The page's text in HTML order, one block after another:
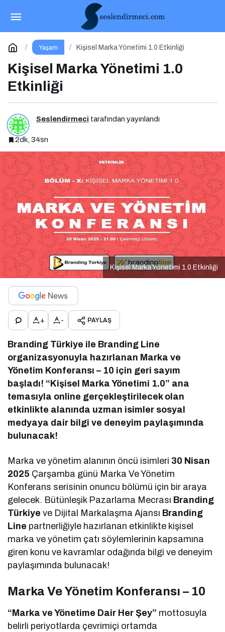
Yaşam Kişisel Marka Yönetimi 1.0 Etkinliği
Kişisel Marka Yönetimi 1.0
Etkinliği
Seslendirmeci tarafından yayınlandı
2dk, 34sn
Kişisel Marka Yönetimi 1.0 Etkinliği
+ - PAYLAŞ
Branding Türkiye ile Branding Line
organizasyonuyla hazırlanan Marka ve
Yönetim Konferansı – 10 için geri sayım
başladı! “Kişisel Marka Yönetimi 1.0” ana
temasıyla online gerçekleştirilecek olan
etkinlikte alanında uzman isimler sosyal
medyaya dair bilgi ve deneyim paylaşımında
bulunacak!
Marka ve yönetim alanının öncü isimleri 30 Nisan
2025 Çarşamba günü Marka Ve Yönetim
Konferans serisinin onuncu bölümü için bir araya
gelecek. Bütünleşik Pazarlama Mecrası Branding
Türkiye ve Dijital Markalaşma Ajansı Branding
Line partnerliğiyle hazırlanan etkinlikte kişisel
marka ve yönetim çatı söylemlerinin kapsamına
giren konu ve kavramlar odağında bilgi ve deneyim
paylaşımında bulunacak!
Marka Ve Yönetim Konferansı – 10
“Marka ve Yönetime Dair Her Şey” mottosuyla
belirli periyotlarda çevrimiçi ortamda
26’nın Ardında: Huzur, Sevgi ve Yeni Bir
Başlangıç
Yorum Yap